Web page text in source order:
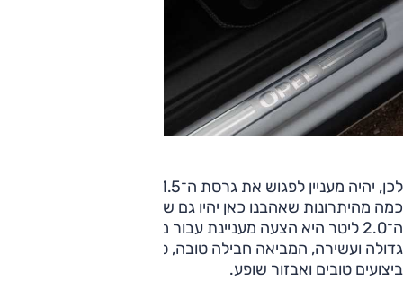
כמה מהיתרונות שאהבנו כאן יהיו גם שם. בינתיים ברור שגרסת
ה־2.0 ליטר היא הצעה מעניינת עבור מי שמחפש משפחתית
גדולה ועשירה, המביאה חבילה טובה, סולידית (אולי מדי), עם
ביצועים טובים ואבזור שופע.